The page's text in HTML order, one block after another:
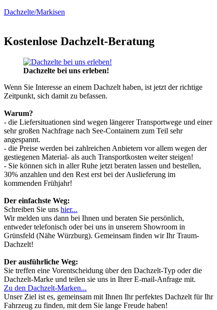
Dachzelte/Markisen
Kostenlose Dachzelt-Beratung
Dachzelte bei uns erleben!
Wenn Sie Interesse an einem Dachzelt haben, ist jetzt der richtige
Zeitpunkt, sich damit zu befassen.
Warum?
- die Liefersituationen sind wegen längerer Transportwege und einer
sehr großen Nachfrage nach See-Containern zum Teil sehr
angespannt.
- die Preise werden bei zahlreichen Anbietern vor allem wegen der
gestiegenen Material- als auch Transportkosten weiter steigen!
- Sie können sich in aller Ruhe jetzt beraten lassen und bestellen,
30% anzahlen und den Rest erst bei der Auslieferung im
kommenden Frühjahr!
Der einfachste Weg:
Schreiben Sie uns hier...
Wir melden uns dann bei Ihnen und beraten Sie persönlich,
entweder telefonisch oder bei uns in unserem Showroom in
Grünsfeld (Nähe Würzburg). Gemeinsam finden wir Ihr Traum-
Dachzelt!
Der ausführliche Weg:
Sie treffen eine Vorentscheidung über den Dachzelt-Typ oder die
Dachzelt-Marke und teilen sie uns in Ihrer E-mail-Anfrage mit.
Zu den Dachzelt-Marken...
Unser Ziel ist es, gemeinsam mit Ihnen Ihr perfektes Dachzelt für Ihr
Fahrzeug zu finden, mit dem Sie lange Freude haben!